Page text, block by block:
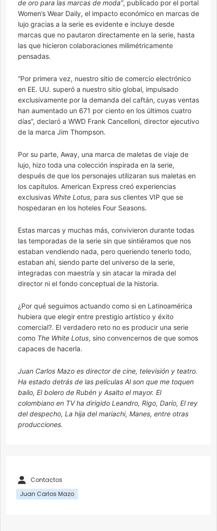
de oro para las marcas de moda”, publicado por el portal
Women’s Wear Daily, el impacto económico en marcas de
lujo gracias a la serie es evidente e incluye desde
marcas que no pautaron directamente en la serie, hasta
las que hicieron colaboraciones milimétricamente
pensadas.
“Por primera vez, nuestro sitio de comercio electrónico
en EE. UU. superó a nuestro sitio global, impulsado
exclusivamente por la demanda del caftán, cuyas ventas
han aumentado un 671 por ciento en los últimos cuatro
días”, declaró a WWD Frank Cancelloni, director ejecutivo
de la marca Jim Thompson.
Por su parte, Away, una marca de maletas de viaje de
lujo, hizo toda una colección inspirada en la serie,
después de que los personajes utilizaran sus maletas en
los capítulos. American Express creó experiencias
exclusivas White Lotus, para sus clientes VIP que se
hospedaran en los hoteles Four Seasons.
Estas marcas y muchas más, convivieron durante todas
las temporadas de la serie sin que sintiéramos que nos
estaban vendiendo nada, pero queriendo tenerlo todo,
estaban ahí, siendo parte del universo de la serie,
integradas con maestría y sin atacar la mirada del
director ni el fondo conceptual de la historia.
¿Por qué seguimos actuando como si en Latinoamérica
hubiera que elegir entre prestigio artístico y éxito
comercial?. El verdadero reto no es producir una serie
como The White Lotus, sino convencernos de que somos
capaces de hacerla.
Juan Carlos Mazo es director de cine, televisión y teatro.
Ha estado detrás de las películas Al son que me toquen
bailo, El bolero de Rubén y Asalto el mayor. El
colombiano en TV ha dirigido Leandro, Rigo, Darío, El rey
del despecho, La hija del mariachi, Manes, entre otras
producciones.
Contactos
Juan Carlos Mazo